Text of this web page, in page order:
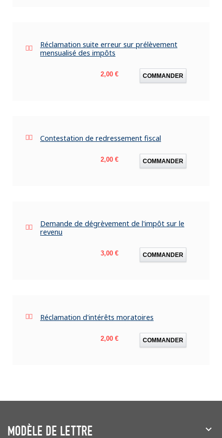
Réclamation suite erreur sur prélèvement
mensualisé des impôts
Prix
2,00 € COMMANDER
Contestation de redressement fiscal
Prix
2,00 € COMMANDER
Demande de dégrèvement de l'impôt sur le
revenu
Prix
3,00 € COMMANDER
Réclamation d'intérêts moratoires
Prix
2,00 € COMMANDER
MODÈLE DE LETTRE